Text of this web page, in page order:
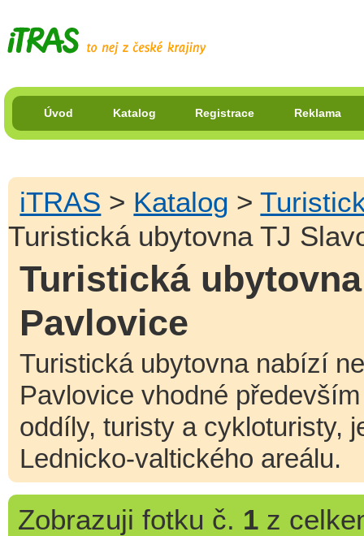
Úvod Katalog Registrace Reklama
iTRAS > Katalog >
Turistická ubytovna TJ
Turistická
Pavlovice
Turistická ubytovna nabízí
Pavlovice vhodné
oddíly, turisty a cykloturisty,
Lednicko-valtického areálu.
Zobrazuji fotku č. 1z